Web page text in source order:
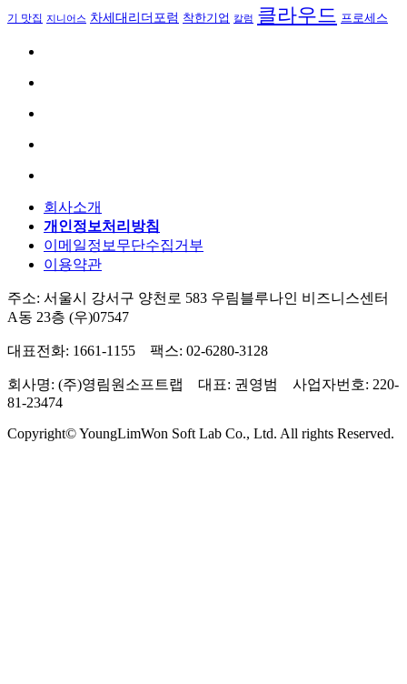
기 맛집 지니어스 차세대리더포럼 착한기업 칼럼 클라우드 프로세스
회사소개
개인정보처리방침
이메일정보무단수집거부
이용약관
주소: 서울시 강서구 양천로 583 우림블루나인 비즈니스센터
A동 23층 (우)07547
대표전화: 1661-1155 팩스: 02-6280-3128
회사명: (주)영림원소프트랩 대표: 권영범 사업자번호: 220-
81-23474
Copyright© YoungLimWon Soft Lab Co., Ltd. All rights Reserved.